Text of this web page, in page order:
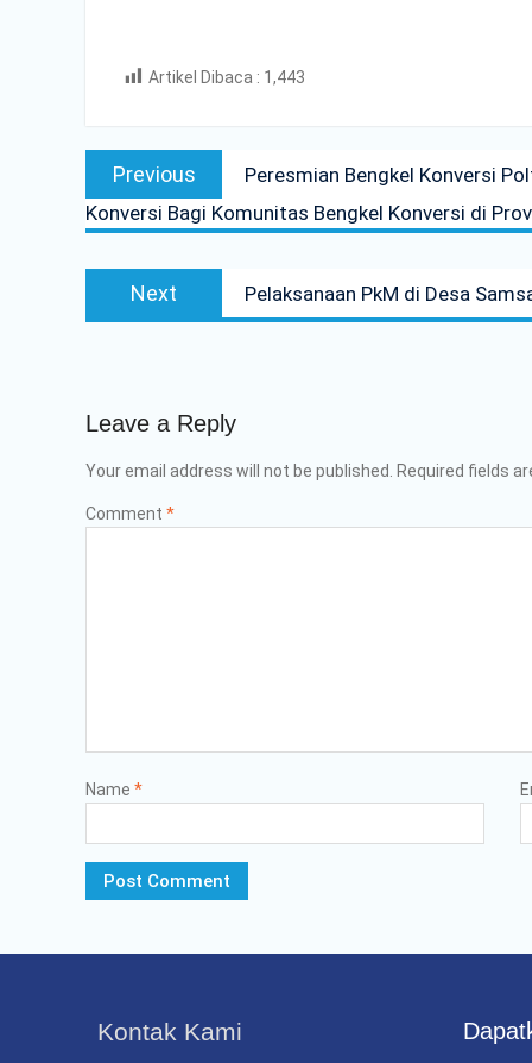
Artikel Dibaca : 1,443
Post
navigation
Previous
post:
Peresmian Bengkel Konversi
Konversi Bagi Komunitas Bengkel Konversi di
Next
post:
Pelaksanaan PkM di Desa
Leave a Reply
Your email address will not be published. Required fields
Comment *
Name *
Kontak Kami